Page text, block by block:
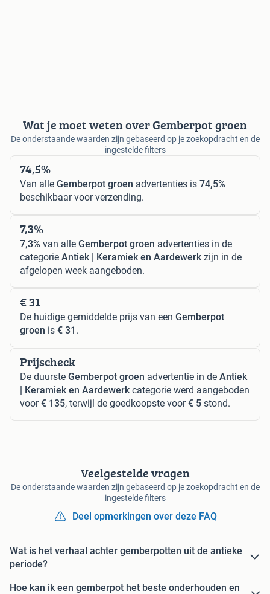
Wat je moet weten over Gemberpot groen
De onderstaande waarden zijn gebaseerd op je zoekopdracht en de
ingestelde filters
74,5%
Van alle Gemberpot groen advertenties is 74,5%
beschikbaar voor verzending.
7,3%
7,3% van alle Gemberpot groen advertenties in de
categorie Antiek | Keramiek en Aardewerkzijn in de
afgelopen week aangeboden.
€ 31
De huidige gemiddelde prijs van een Gemberpot
groen is € 31 .
Prijscheck
De duurste Gemberpot groen advertentie in de Antiek
| Keramiek en Aardewerkcategorie werd aangeboden
voor€ 135, terwijl de goedkoopste voor€ 5 stond.
Veelgestelde vragen
De onderstaande waarden zijn gebaseerd op je zoekopdracht en de
ingestelde filters
Deel opmerkingen over deze FAQ
Wat is het verhaal achter gemberpotten uit de antieke
periode?
Hoe kan ik een gemberpot het beste onderhouden en